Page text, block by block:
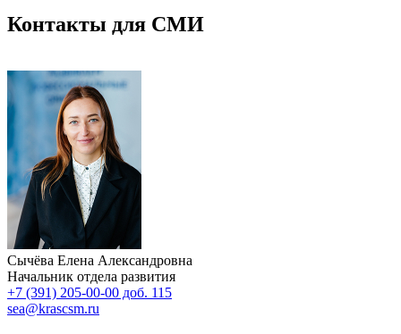
Контакты для СМИ
Сычёва Елена Александровна
Начальник отдела развития
+7 (391) 205-00-00 доб. 115
sea@krascsm.ru